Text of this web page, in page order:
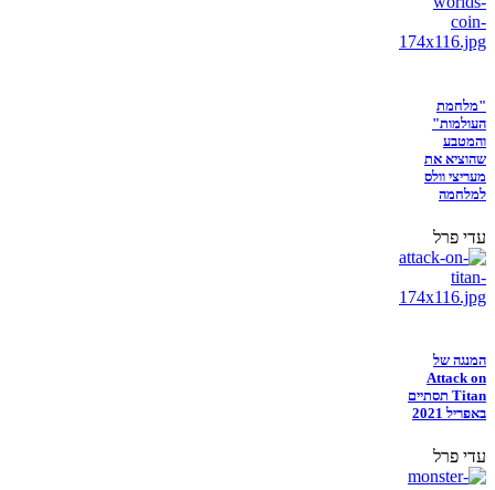
"מלחמת
העולמות"
והמטבע
שהוציא את
מעריצי וולס
למלחמה
עדי פרל
המנגה של
Attack on
Titan תסתיים
באפריל 2021
עדי פרל